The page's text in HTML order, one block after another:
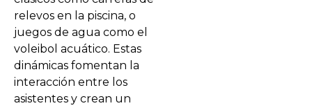
relevos en la piscina, o
juegos de agua como el
voleibol acuático. Estas
dinámicas fomentan la
interacción entre los
asistentes y crean un